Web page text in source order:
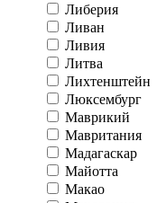
Либерия
Ливан
Ливия
Литва
Лихтенштейн
Люксембург
Маврикий
Мавритания
Мадагаскар
Майотта
Макао